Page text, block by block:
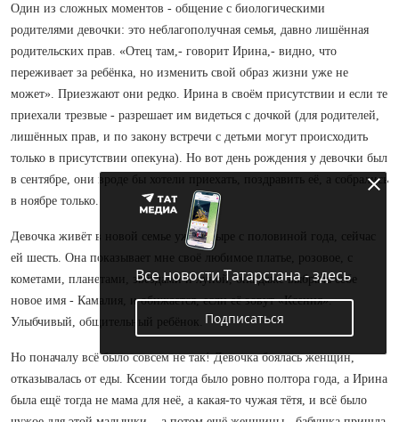
Один из сложных моментов - общение с биологическими
родителями девочки: это неблагополучная семья, давно лишённая
родительских прав. «Отец там,- говорит Ирина,- видно, что
переживает за ребёнка, но изменить свой образ жизни уже не
может». Приезжают они редко. Ирина в своём присутствии и если те
приехали трезвые - разрешает им видеться с дочкой (для родителей,
лишённых прав, и по закону встречи с детьми могут происходить
только в присутствии опекуна). Но вот день рождения у девочки был
в сентябре, они вроде бы хотели приехать, поздравить её, а собрались
в ноябре только.
Девочка живёт в новой семье уже четыре с половиной года, сейчас
ей шесть. Она показывает мне своё любимое платье, розовое, с
кометами, планетами, звёздами и луной, она даже выбрала себе
новое имя - Камалия, и обижается, если её зовут «Ксения».
Улыбчивый, общительный ребёнок.
Но поначалу всё было совсем не так! Девочка боялась женщин,
отказывалась от еды. Ксении тогда было ровно полтора года, а Ирина
была ещё тогда не мама для неё, а какая-то чужая тётя, и всё было
Все новости Татарстана - здесь
Подписаться